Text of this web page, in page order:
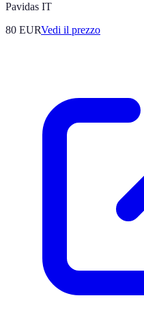
Pavidas IT
80 EURVedi il prezzo